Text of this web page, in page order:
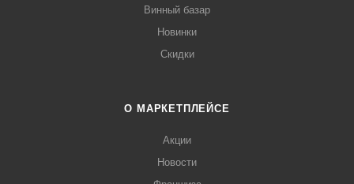
Винный базар
Новинки
Скидки
О МАРКЕТПЛЕЙСЕ
Акции
Новости